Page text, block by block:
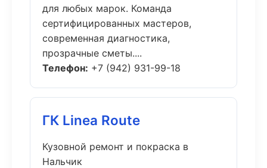
для любых марок. Команда
сертифицированных мастеров,
современная диагностика,
прозрачные сметы....
Телефон: +7 (942) 931-99-18
ГК Linea Route
Кузовной ремонт и покраска в
Нальчик